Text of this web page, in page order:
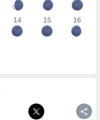
14 15 16